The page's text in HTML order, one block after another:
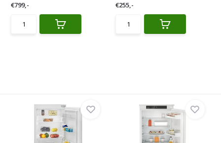
€799,- €255,-